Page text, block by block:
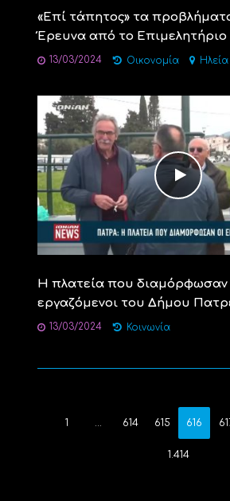
«Επί τάπητος» τα
Έρευνα από το Επιμελητήριο
13/03/2024 Οικονομία Ηλεία
Η πλατεία που διαμόρφωσαν
εργαζόμενοι του Δήμου
13/03/2024 Κοινωνία
1 614 615 616
1.414